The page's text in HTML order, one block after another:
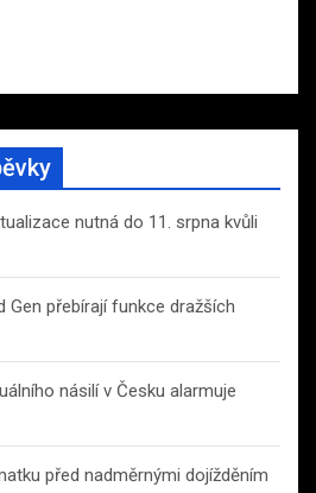
nutná do 11. srpna kvůli
Gen přebírají funkce dražších
násilí v Česku alarmuje
před nadměrnými dojížděním